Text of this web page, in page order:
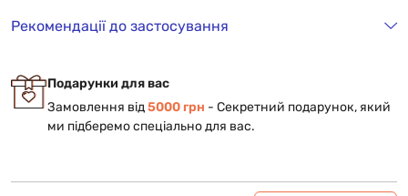
Рекомендації до застосування
Подарунки для вас
Замовлення від5000 грн - Cекретний подарунок, який
ми підберемо спеціально для вас.